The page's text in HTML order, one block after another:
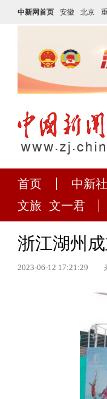
中新网首页 安徽 北京
首页 中新
文旅 文一君
浙江湖州
2023-06-12 17:21:29